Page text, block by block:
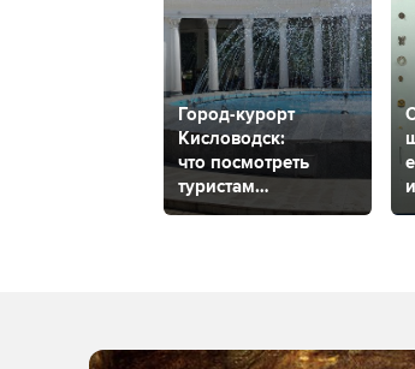
Город-курорт
Кисловодск:
что посмотреть
туристам
и где остановиться